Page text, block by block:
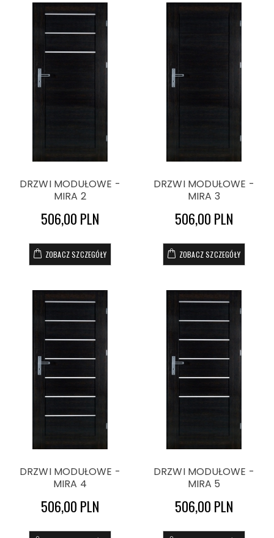
DRZWI MODUŁOWE -
MIRA 2
506,00 PLN
ZOBACZ SZCZEGÓŁY
DRZWI MODUŁOWE -
MIRA 3
506,00 PLN
ZOBACZ SZCZEGÓŁY
DRZWI MODUŁOWE -
MIRA 4
506,00 PLN
DRZWI MODUŁOWE -
MIRA 5
506,00 PLN